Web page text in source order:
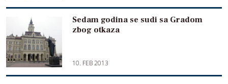
Sedam godina se sudi sa Gradom
zbog otkaza
10. FEB 2013